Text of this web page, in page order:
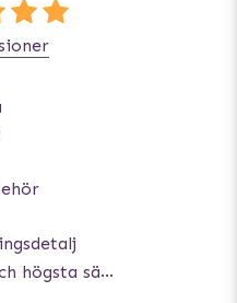
säkerhet